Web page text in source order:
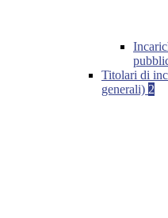
Titolari di
generali) 2